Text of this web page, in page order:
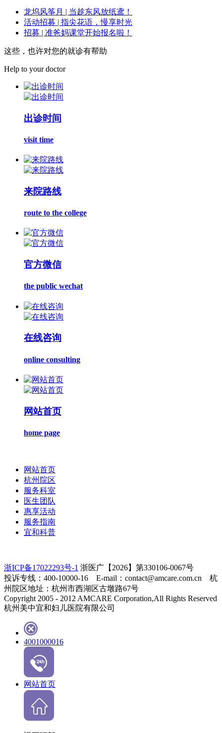
龙坞风筝月 | 当趁东风放纸鸢！
活动招募 | 指尖花语，慢享时光
招募 | 准爸妈课堂开始报名啦！
这些，也许对您的就诊有帮助
Help to your doctor
出诊时间
visit time
来院路线
route to the college
官方微信
the public wechat
在线咨询
online consulting
网站首页
home page
网站首页
杭州院区
服务科室
医生团队
惠享活动
服务指南
宜和科普
浙ICP备17022293号-1 浙医广【2026】第330106-0067号
投诉专线：400-10000-16 E-mail：contact@amcare.com.cn 杭
州院区地址：杭州市西湖区古墩路67号
Copyright 2005 - 2012 AMCARE Corporation,All Rights Reserved
杭州美中宜和妇儿医院有限公司
4001000016
网站首页